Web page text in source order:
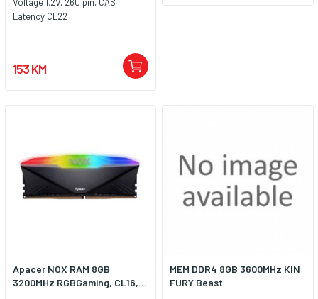
Latency CL22
153 KM
Apacer NOX RAM 8GB
3200MHz RGBGaming, CL16,...
MEM DDR4 8GB 3600MHz KIN
FURY Beast